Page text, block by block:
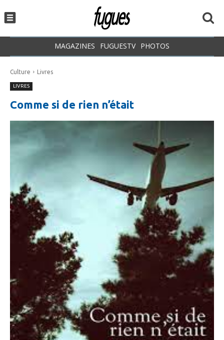
MAGAZINES FUGUESTV PHOTOS
Culture Livres
LIVRES
Comme si de rien n’était